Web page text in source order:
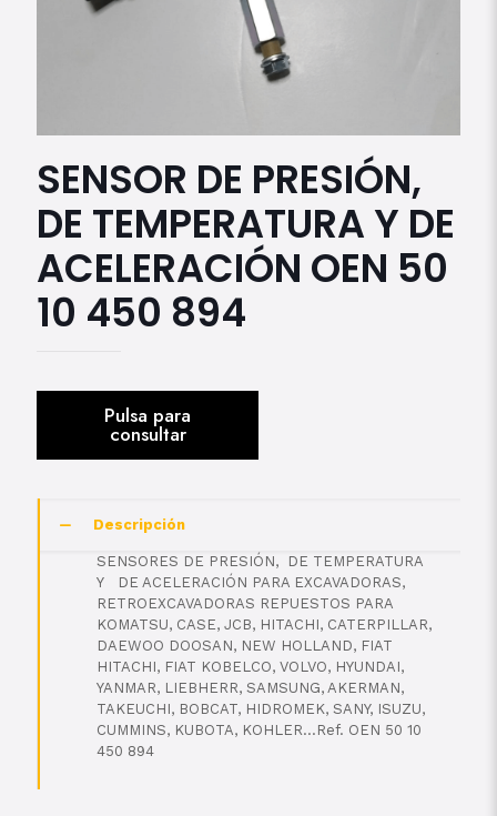
SENSOR DE PRESIÓN,
DE TEMPERATURA Y DE
ACELERACIÓN OEN 50
10 450 894
Descripción
SENSORES DE PRESIÓN, DE TEMPERATURA
Y DE ACELERACIÓN PARA EXCAVADORAS,
RETROEXCAVADORAS REPUESTOS PARA
KOMATSU, CASE, JCB, HITACHI, CATERPILLAR,
DAEWOO DOOSAN, NEW HOLLAND, FIAT
HITACHI, FIAT KOBELCO, VOLVO, HYUNDAI,
YANMAR, LIEBHERR, SAMSUNG, AKERMAN,
TAKEUCHI, BOBCAT, HIDROMEK, SANY, ISUZU,
CUMMINS, KUBOTA, KOHLER…Ref. OEN 50 10
450 894